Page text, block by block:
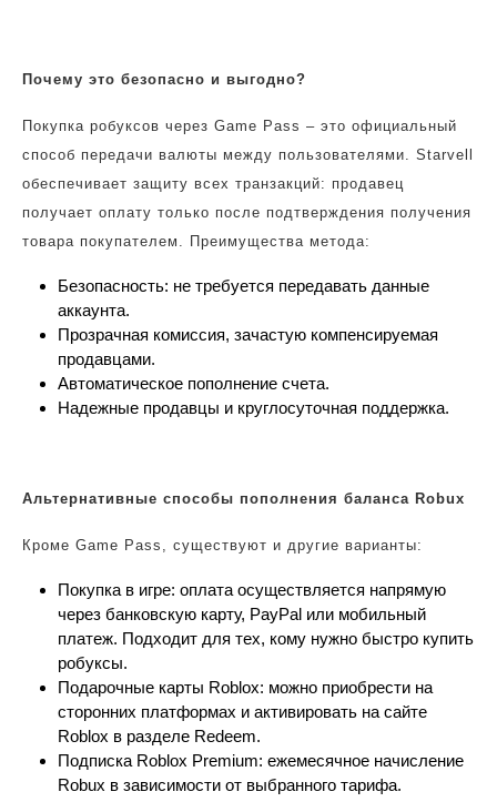
Почему это безопасно и выгодно?
Покупка робуксов через Game Pass – это официальный
способ передачи валюты между пользователями. Starvell
обеспечивает защиту всех транзакций: продавец
получает оплату только после подтверждения получения
товара покупателем. Преимущества метода:
Безопасность: не требуется передавать данные
аккаунта.
Прозрачная комиссия, зачастую компенсируемая
продавцами.
Автоматическое пополнение счета.
Надежные продавцы и круглосуточная поддержка.
Альтернативные способы пополнения баланса Robux
Кроме Game Pass, существуют и другие варианты:
Покупка в игре: оплата осуществляется напрямую
через банковскую карту, PayPal или мобильный
платеж. Подходит для тех, кому нужно быстро купить
робуксы.
Подарочные карты Roblox: можно приобрести на
сторонних платформах и активировать на сайте
Roblox в разделе Redeem.
Подписка Roblox Premium: ежемесячное начисление
Robux в зависимости от выбранного тарифа.